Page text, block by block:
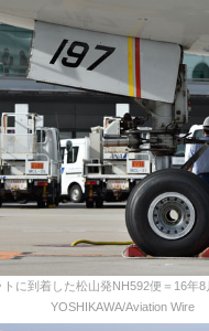
に到着した松山発NH592便＝16年
YOSHIKAWA/Aviation Wire